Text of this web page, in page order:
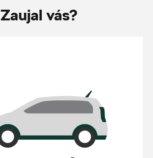
Zaujal vás?